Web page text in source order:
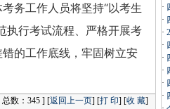
务工作人员将坚持“以考生
执行考试流程、严格开展考
的工作底线，牢固树立安
数：345 ] [返回上一页] [打 印] [收 藏]
·
·
·
·
·
·
·
·